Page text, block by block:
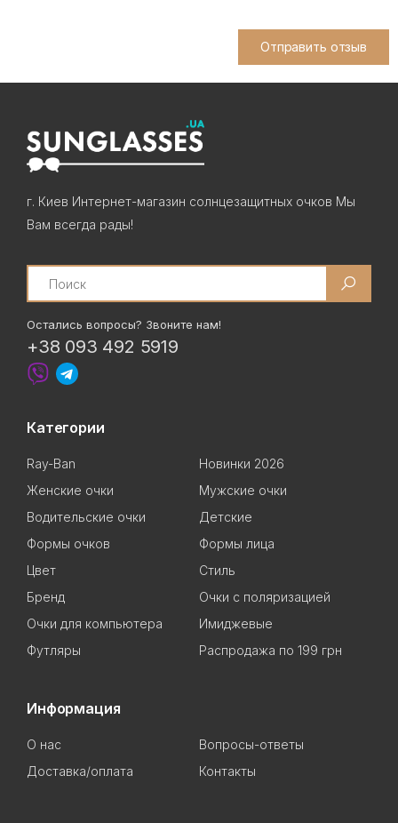
Отправить отзыв
г. Киев Интернет-магазин солнцезащитных очков Мы
Вам всегда рады!
Search
Остались вопросы? Звоните нам!
+38 093 492 5919
Категории
Ray-Ban
Новинки 2026
Женские очки
Мужские очки
Водительские очки
Детские
Формы очков
Формы лица
Цвет
Стиль
Бренд
Очки с поляризацией
Очки для компьютера
Имиджевые
Футляры
Распродажа по 199 грн
Информация
О нас
Вопросы-ответы
Доставка/оплата
Контакты